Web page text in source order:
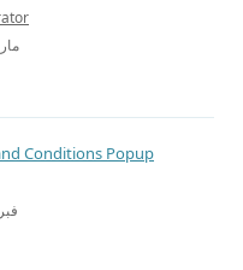
مارس
Conditions Popup